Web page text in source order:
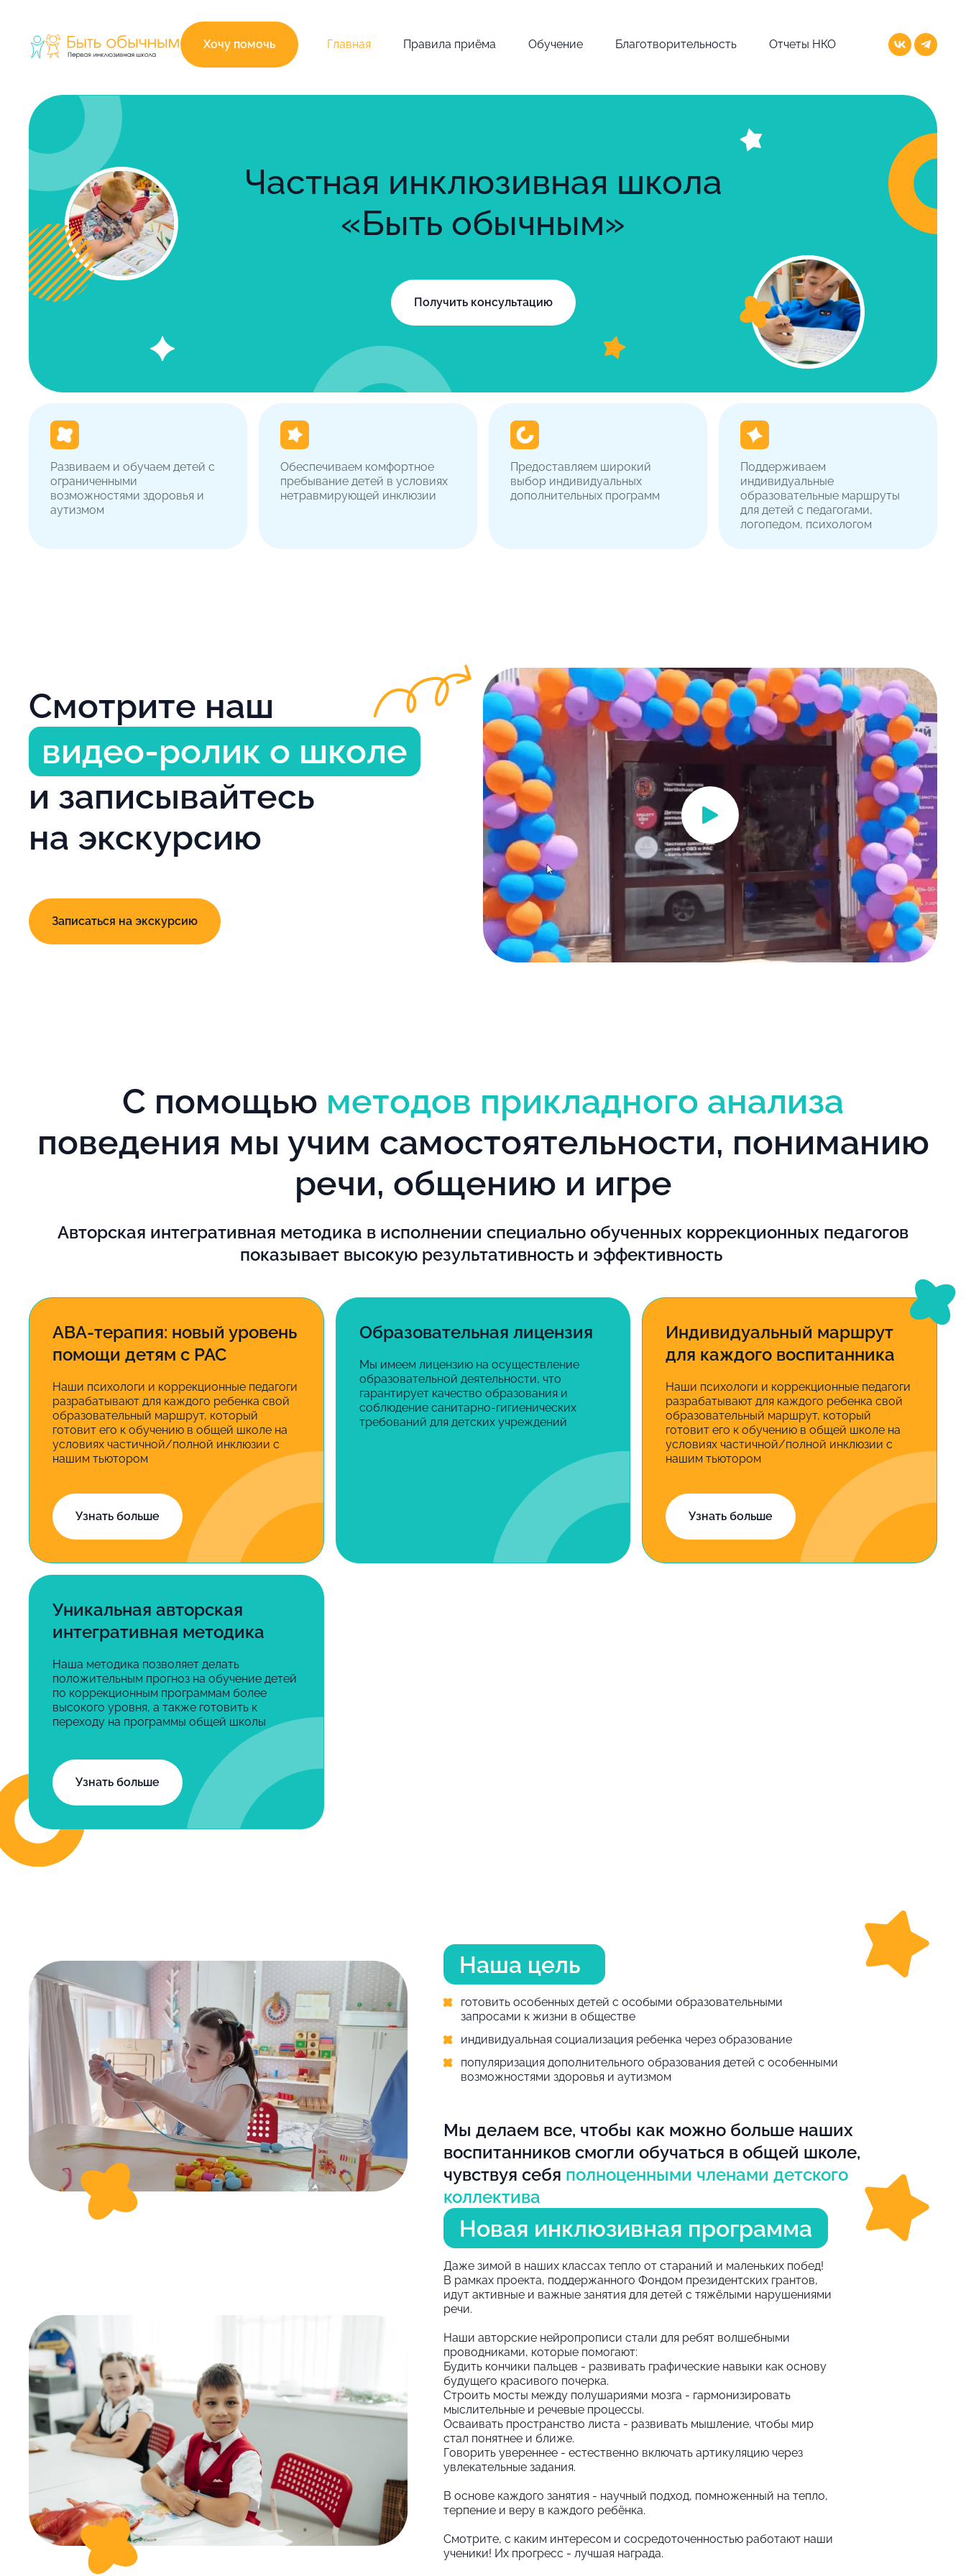
Хочу помочь Главная Правила приёма Обучение Благотворительность Отчеты НКО
Частная инклюзивная школа
«Быть обычным»
Получить консультацию
Развиваем и обучаем детей с
ограниченными
возможностями здоровья и
аутизмом
Обеспечиваем комфортное
пребывание детей в условиях
нетравмирующей инклюзии
Предоставляем широкий
выбор индивидуальных
дополнительных программ
Поддерживаем
индивидуальные
образовательные маршруты
для детей с педагогами,
логопедом, психологом
Смотрите наш
видео-ролик о школе
и записывайтесь
на экскурсию
Записаться на экскурсию
С помощью методов прикладного анализа
поведения мы учим самостоятельности, пониманию
речи, общению и игре
Авторская интегративная методика в исполнении специально обученных коррекционных педагогов
показывает высокую результативность и эффективность
ABA-терапия: новый уровень
помощи детям с РАС
Наши психологи и коррекционные педагоги
разрабатывают для каждого ребенка свой
образовательный маршрут, который
готовит его к обучению в общей школе на
условиях частичной/полной инклюзии с
нашим тьютором
Узнать больше
Образовательная лицензия
Мы имеем лицензию на осуществление
образовательной деятельности, что
гарантирует качество образования и
соблюдение санитарно-гигиенических
требований для детских учреждений
Индивидуальный маршрут
для каждого воспитанника
Наши психологи и коррекционные педагоги
разрабатывают для каждого ребенка свой
образовательный маршрут, который
готовит его к обучению в общей школе на
условиях частичной/полной инклюзии с
нашим тьютором
Узнать больше
Уникальная авторская
интегративная методика
Наша методика позволяет делать
положительным прогноз на обучение детей
по коррекционным программам более
высокого уровня, а также готовить к
переходу на программы общей школы
Узнать больше
Наша цель
готовить особенных детей c особыми образовательными
запросами к жизни в обществе
индивидуальная социализация ребенка через образование
популяризация дополнительного образования детей с особенными
возможностями здоровья и аутизмом
Мы делаем все, чтобы как можно больше наших
воспитанников смогли обучаться в общей школе,
чувствуя себя полноценными членами детского
коллектива
Новая инклюзивная программа
Даже зимой в наших классах тепло от стараний и маленьких побед!
В рамках проекта, поддержанного Фондом президентских грантов,
идут активные и важные занятия для детей с тяжёлыми нарушениями
речи.
Наши авторские нейропрописи стали для ребят волшебными
проводниками, которые помогают:
Будить кончики пальцев - развивать графические навыки как основу
будущего красивого почерка.
Строить мосты между полушариями мозга - гармонизировать
мыслительные и речевые процессы.
Осваивать пространство листа - развивать мышление, чтобы мир
стал понятнее и ближе.
Говорить увереннее - естественно включать артикуляцию через
увлекательные задания.
В основе каждого занятия - научный подход, помноженный на тепло,
терпение и веру в каждого ребёнка.
Смотрите, с каким интересом и сосредоточенностью работают наши
ученики! Их прогресс - лучшая награда.